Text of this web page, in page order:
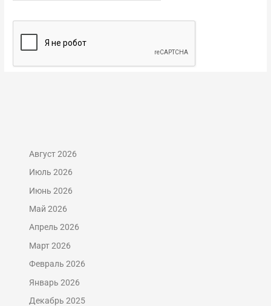
Август 2026
Июль 2026
Июнь 2026
Май 2026
Апрель 2026
Март 2026
Февраль 2026
Январь 2026
Декабрь 2025